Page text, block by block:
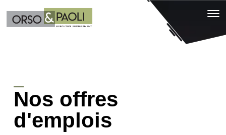
Nos offres
d'emplois